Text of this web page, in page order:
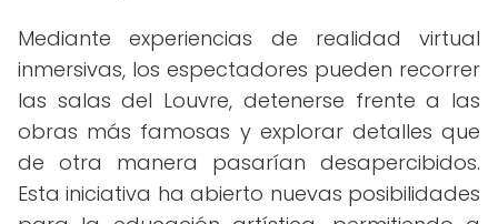
Mediante experiencias de realidad virtual
inmersivas, los espectadores pueden recorrer
las salas del Louvre, detenerse frente a las
obras más famosas y explorar detalles que
de otra manera pasarían desapercibidos.
Esta iniciativa ha abierto nuevas posibilidades